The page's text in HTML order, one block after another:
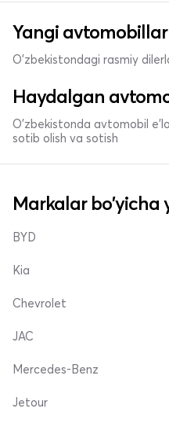
Yangi avtomobillar
O'zbekistondagi rasmiy
Haydalgan
O'zbekistonda avtomobil
sotib olish va sotish
Markalar bo'yicha
BYD
Kia
Chevrolet
JAC
Mercedes-Benz
Jetour